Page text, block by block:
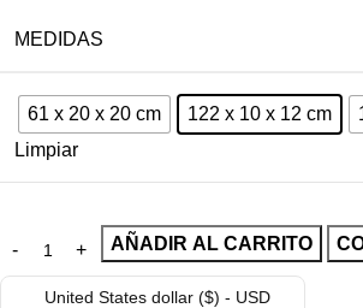
MEDIDAS
61 x 20 x 20 cm 122 x 10 x 12 cm
Limpiar
AÑADIR AL CARRITO
United States dollar ($) - USD